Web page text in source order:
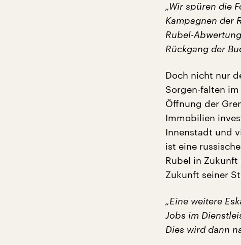
„Wir spüren die
Kampagnen der
Rubel-
Rückgang der
Doch nicht nur
Sorgen-falten
Öffnung der
Immobilien
Innenstadt und
ist eine
Rubel in
Zukunft seiner
„Eine weitere
Jobs im
Dies wird dann